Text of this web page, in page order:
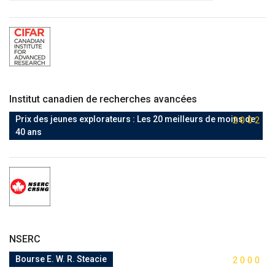
Institut canadien de recherches avancées
Prix des jeunes explorateurs : Les 20 meilleurs de moins de
40 ans
2 0 0 2
NSERC
Bourse E. W. R. Steacie 2 0 0 0